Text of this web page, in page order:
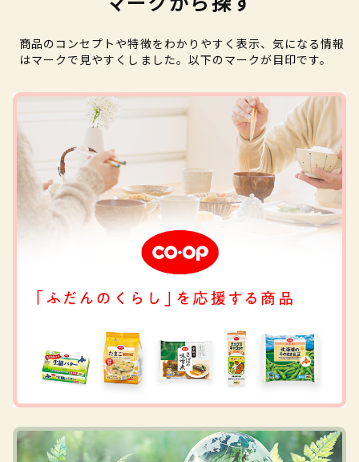
商品のコンセプトや特徴をわかりやすく表示、気になる情報
はマークで見やすくしました。以下のマークが目印です。